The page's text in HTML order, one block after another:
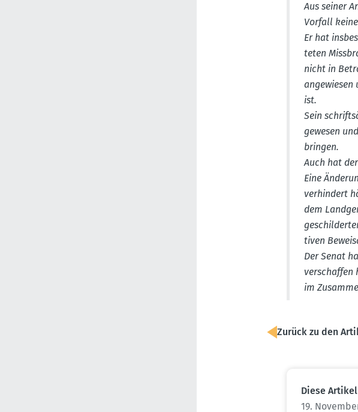
Aus seiner
Vorfall
Er hat
teten
nicht in
angewiesen
ist.
Sein
gewesen
bringen.
Auch hat
Eine
verhindert
dem
tiven
Der Senat
verschaffen
im
Zurück zu den
Diese
19.